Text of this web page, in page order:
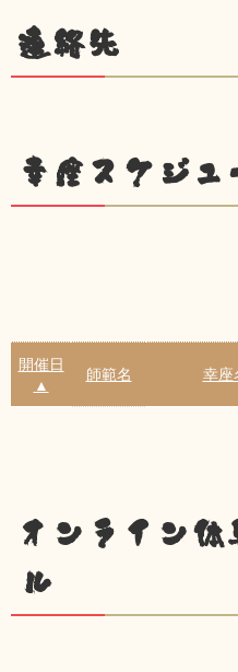
連絡先
幸座スケジュ
開催日
▲
師範名 幸座
オンライン
ル